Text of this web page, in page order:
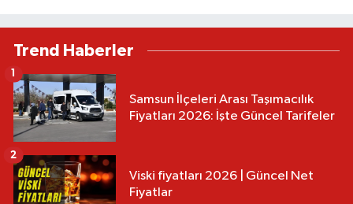
Trend Haberler
Samsun İlçeleri Arası Taşımacılık
Fiyatları 2026: İşte Güncel Tarifeler
1
Viski fiyatları 2026 | Güncel Net
Fiyatlar
2